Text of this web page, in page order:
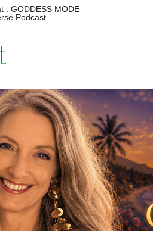
: GODDESS MODE
Podcast